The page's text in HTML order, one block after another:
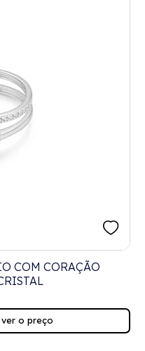
COM CORAÇÃO
o preço